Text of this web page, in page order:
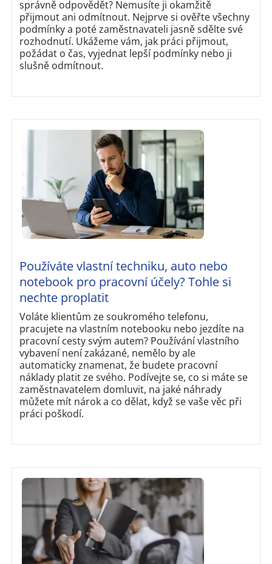
správně odpovědět? Nemusíte ji okamžitě
přijmout ani odmítnout. Nejprve si ověřte všechny
podmínky a poté zaměstnavateli jasně sdělte své
rozhodnutí. Ukážeme vám, jak práci přijmout,
požádat o čas, vyjednat lepší podmínky nebo ji
slušně odmítnout.
Používáte vlastní techniku, auto nebo
notebook pro pracovní účely? Tohle si
nechte proplatit
Voláte klientům ze soukromého telefonu,
pracujete na vlastním notebooku nebo jezdíte na
pracovní cesty svým autem? Používání vlastního
vybavení není zakázané, nemělo by ale
automaticky znamenat, že budete pracovní
náklady platit ze svého. Podívejte se, co si máte se
zaměstnavatelem domluvit, na jaké náhrady
můžete mít nárok a co dělat, když se vaše věc při
práci poškodí.